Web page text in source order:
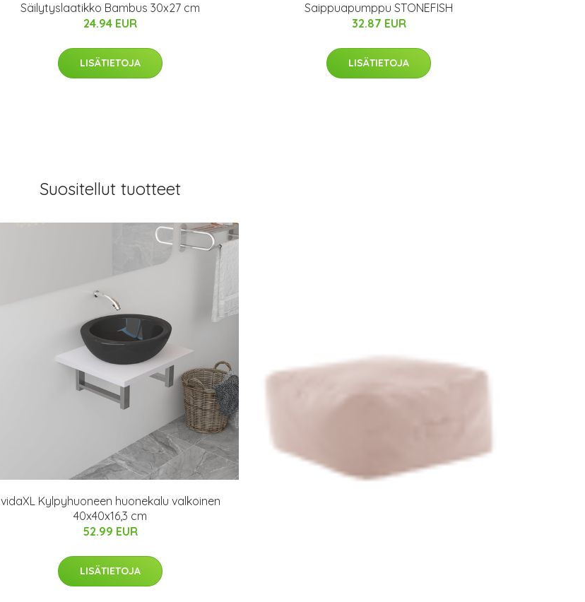
Säilytyslaatikko Bambus 30x27 cm
24.94 EUR
LISÄTIETOJA
Saippuapumppu STONEFISH
32.87 EUR
LISÄTIETOJA
Suositellut tuotteet
vidaXL Kylpyhuoneen huonekalu valkoinen
40x40x16,3 cm
52.99 EUR
LISÄTIETOJA